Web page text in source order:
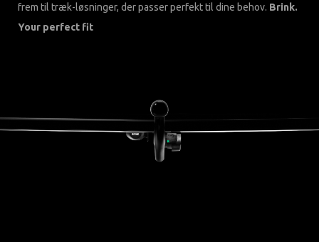
frem til træk-løsninger, der passer perfekt til dine behov. Brink.
Your perfect fit